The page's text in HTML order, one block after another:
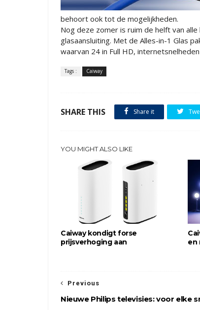
behoort ook tot de mogelijkheden.
Nog deze zomer is ruim de helft van
glasaansluiting. Met de Alles-in-1 Glas
waarvan 24 in Full HD,
Tags : Caiway
SHARE THIS Share it
YOU MIGHT ALSO LIKE
Caiway kondigt forse
prijsverhoging aan
en
Previous
Nieuwe Philips televisies: voor elke